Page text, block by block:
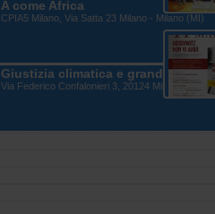
A come Africa
CPIA5 Milano, Via Satta 23 Milano - Milano (MI)
Giustizia climatica e grandi opere:
Via Federico Confalonieri 3, 20124 Milan, Italy -